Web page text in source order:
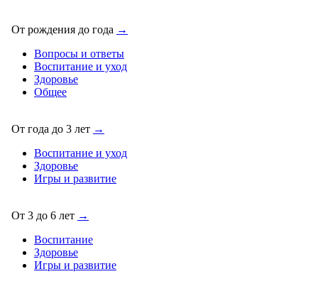
От рождения до года →
Вопросы и ответы
Воспитание и уход
Здоровье
Общее
От года до 3 лет →
Воспитание и уход
Здоровье
Игры и развитие
От 3 до 6 лет →
Воспитание
Здоровье
Игры и развитие